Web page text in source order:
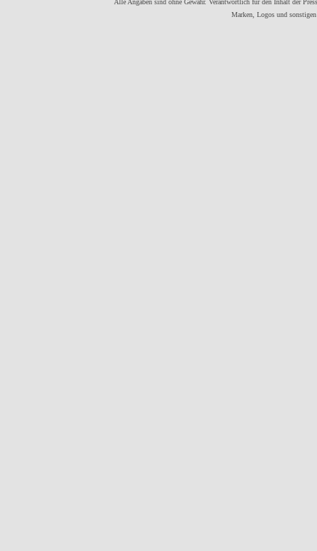
Alle Angaben sind ohne Gewähr. Verantwortlich für den Inhalt der
Marken, Logos und